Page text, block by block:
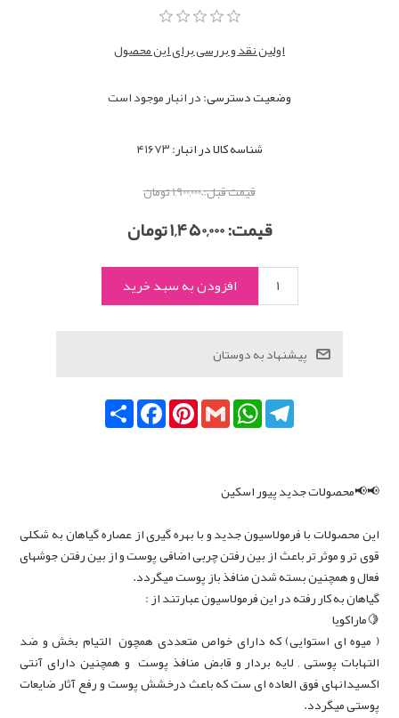
اولین نقد و بررسی برای این محصول
وضعیت دسترسی:در انبار موجود است
شناسه کالا در انبار:۴۱۶۷۳
قیمت قبل:1,900,000 تومان
قیمت:1,450,000 تومان
اشتراکFacebookPinterestGmail
WhatsAppTelegram
📢📢محصولات جدید پیور اسکین
این محصولات با فرمولاسیون جدید و با بهره گیری از عصاره گیاهان به شکلی
قوی تر و موثر تر باعث از بین رفتن چربی اضافی پوست و از بین رفتن جوشهای
فعال و همچنین بسته شدن منافذ باز پوست میگردد.
گیاهان به کار رفته در این فرمولاسیون عبارتند از :
🍋ماراکویا
( میوه ای استوایی) که دارای خواص متعددی همچون التیام بخش و ضد
التهابات پوستی , لایه بردار و قابض منافذ پوست و همچنین دارای آنتی
اکسیدانهای فوق العاده ای ست که باعث درخشش پوست و رفع آثار ضایعات
پوستی میگردد.